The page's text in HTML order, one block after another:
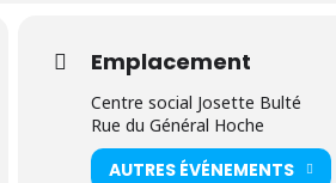
Emplacement
Centre social Josette Bulté
Rue du Général Hoche
AUTRES ÉVÉNEMENTS